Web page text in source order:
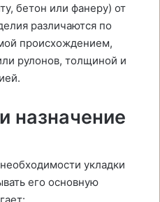
бетон или фанеру) от
различаются по
происхождением,
рулонов, толщиной и
назначение
укладки
его основную